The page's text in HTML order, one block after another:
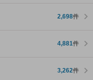
2,698件
4,881件
3,262件